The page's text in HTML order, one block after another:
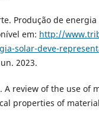
Produção de
em: http://
solar-deve-
2023.
A review of the use
properties of